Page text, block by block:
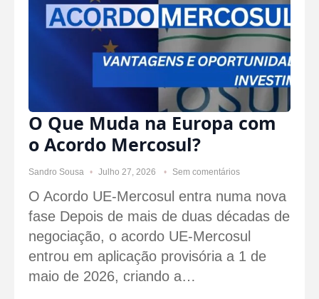
O Que Muda na Europa com
o Acordo Mercosul?
Sandro Sousa Julho 27, 2026 Sem comentários
O Acordo UE-Mercosul entra numa nova
fase Depois de mais de duas décadas de
negociação, o acordo UE-Mercosul
entrou em aplicação provisória a 1 de
maio de 2026, criando a…